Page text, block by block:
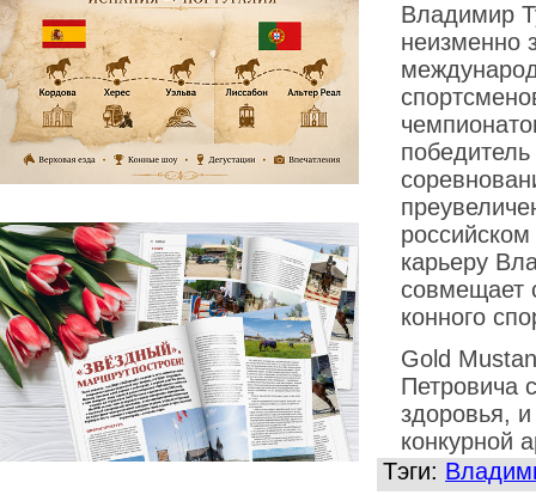
Владимир
неизменно
карьеру
совмещает
конного
Gold
Петровича
здоровья,
конкурной
Тэги: